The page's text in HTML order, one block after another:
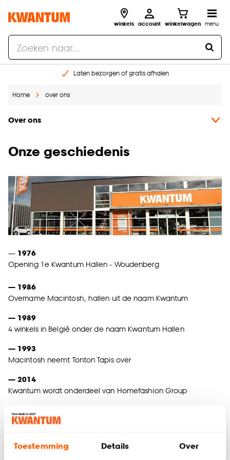
Toestemming Details Over
winkels account winkelwagen menu
Laten bezorgen of gratis afhalen
Gratis raam advies en opmeten aan huis
Home over ons
Over ons
Onze geschiedenis
— 1976
Opening 1e Kwantum Hallen - Woudenberg
— 1986
Overname Macintosh, hallen uit de naam Kwantum
— 1989
4 winkels in België onder de naam Kwantum Hallen
— 1993
Macintosh neemt Tonton Tapis over
— 2014
Kwantum wordt onderdeel van Homefashion Group
— 2015
Kwantum wordt (verkocht door Macintosch en wordt)
— 2016